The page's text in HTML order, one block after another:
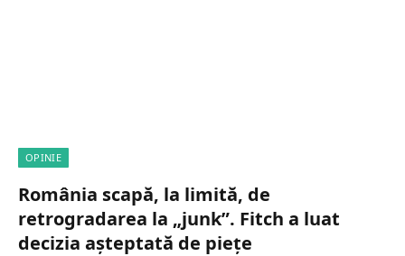
OPINIE
România scapă, la limită, de
retrogradarea la „junk”. Fitch a luat
decizia așteptată de piețe